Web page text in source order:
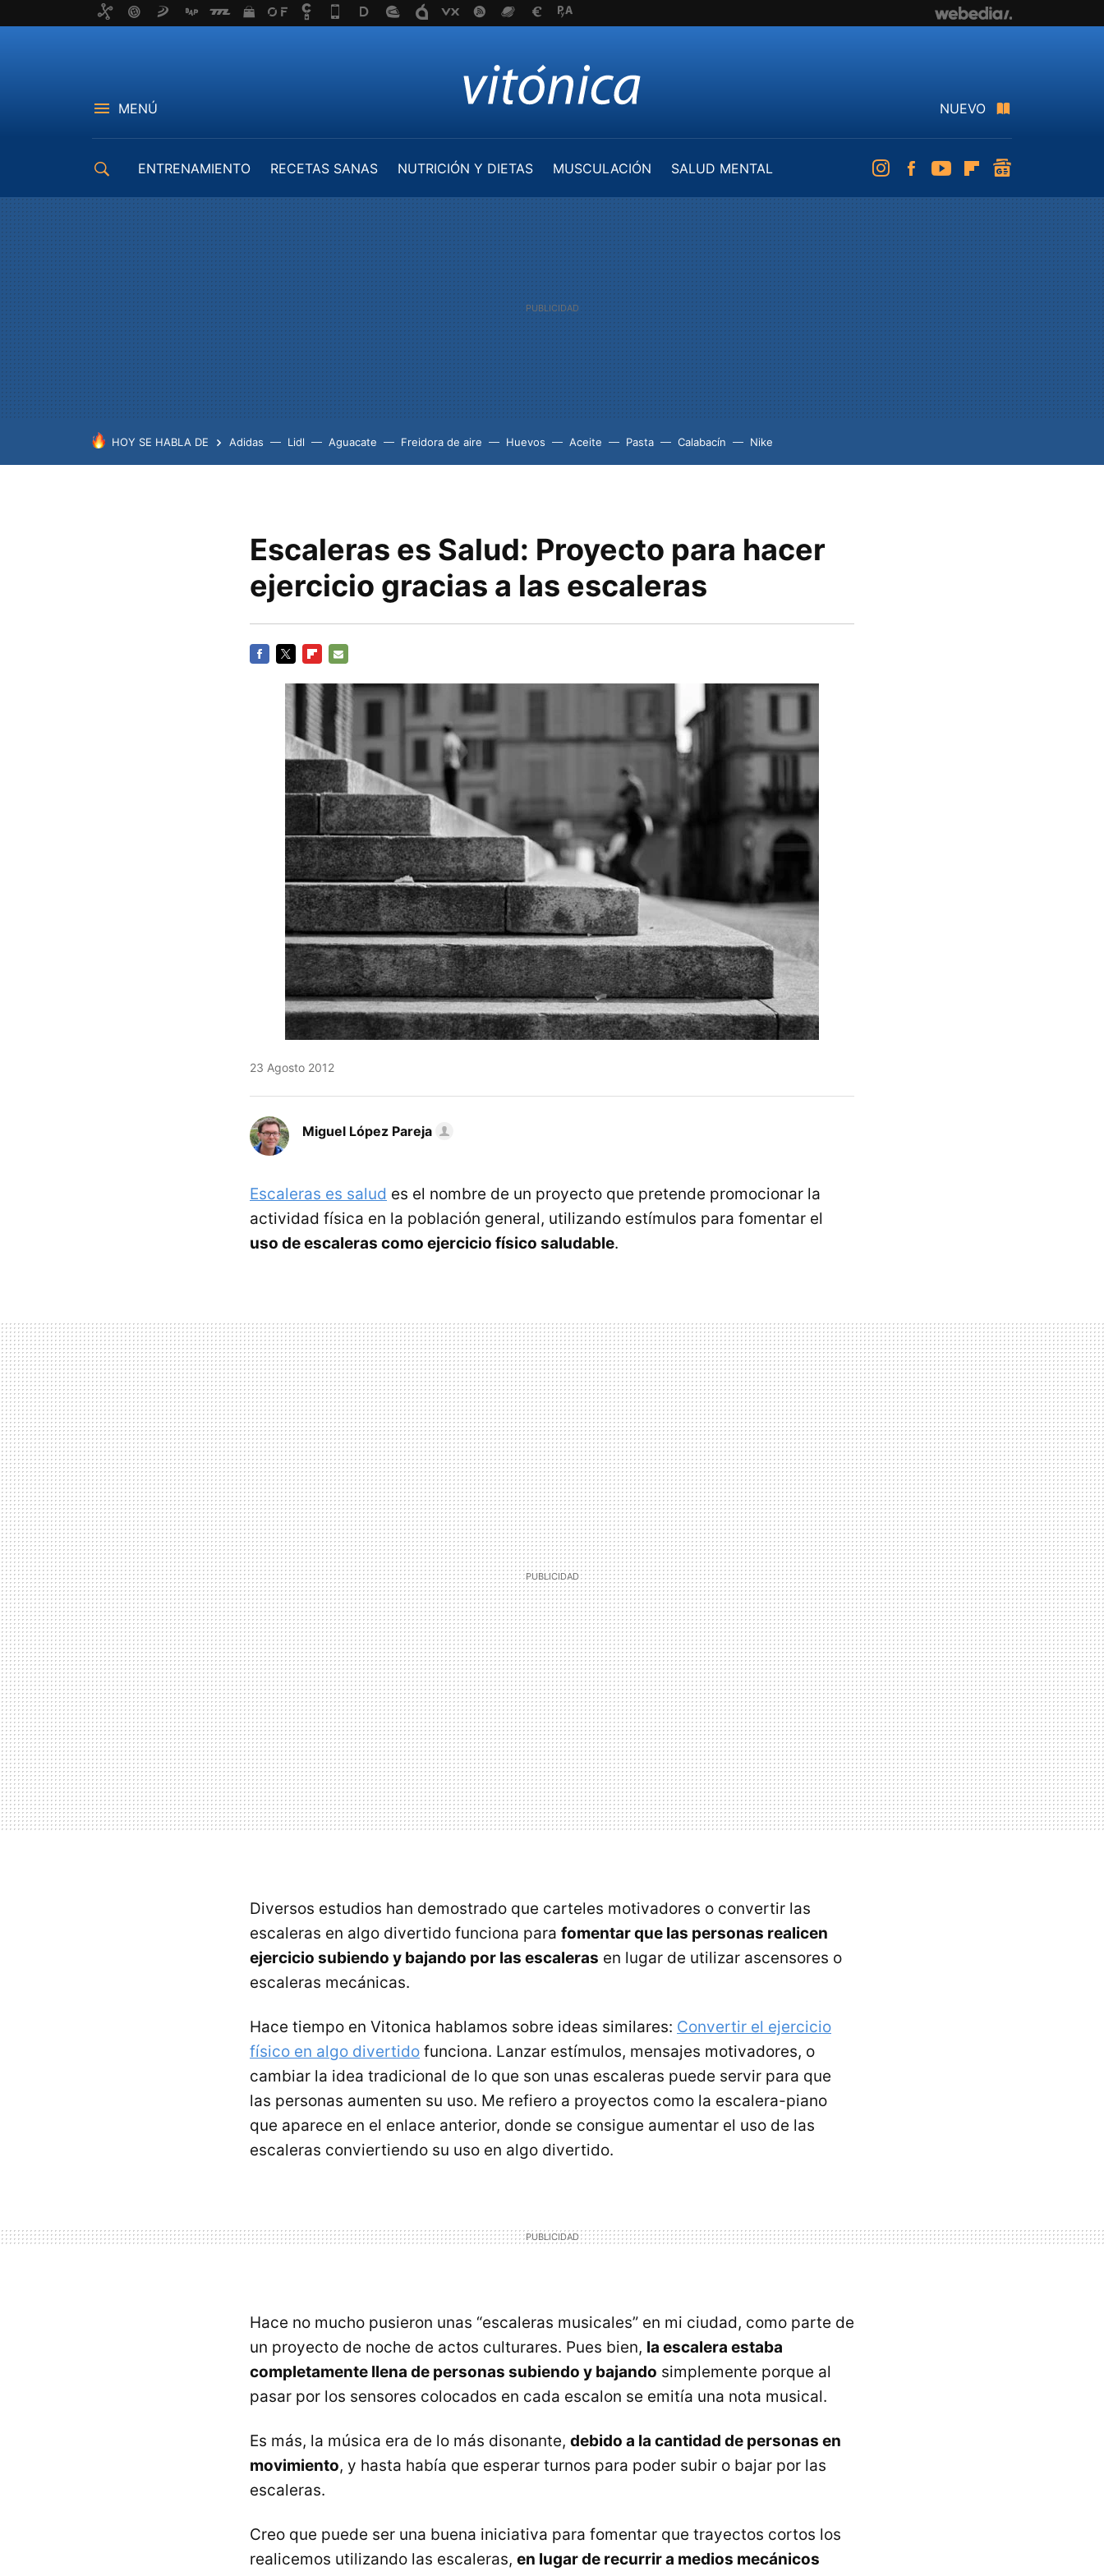
MENÚ NUEVO
ENTRENAMIENTO RECETAS SANAS NUTRICIÓN Y DIETAS MUSCULACIÓN
SALUD MENTAL
InstagramFacebookYoutubeFlipboard
HOY SE HABLA DE Adidas Lidl Aguacate Freidora de aire Huevos Aceite Pasta Calabacín Nike
Escaleras es Salud: Proyecto para hacer
ejercicio gracias a las escaleras
MAIL
23 Agosto 2012
Miguel López Pareja
Escaleras es salud es el nombre de un proyecto que pretende promocionar la
actividad física en la población general, utilizando estímulos para fomentar el
uso de escaleras como ejercicio físico saludable.
Diversos estudios han demostrado que carteles motivadores o convertir las
escaleras en algo divertido funciona para fomentar que las personas realicen
ejercicio subiendo y bajando por las escaleras en lugar de utilizar ascensores o
escaleras mecánicas.
Hace tiempo en Vitonica hablamos sobre ideas similares: Convertir el ejercicio
físico en algo divertido funciona. Lanzar estímulos, mensajes motivadores, o
cambiar la idea tradicional de lo que son unas escaleras puede servir para que
las personas aumenten su uso. Me refiero a proyectos como la escalera-piano
que aparece en el enlace anterior, donde se consigue aumentar el uso de las
escaleras conviertiendo su uso en algo divertido.
Hace no mucho pusieron unas “escaleras musicales” en mi ciudad, como parte de
un proyecto de noche de actos culturares. Pues bien, la escalera estaba
completamente llena de personas subiendo y bajando simplemente porque al
pasar por los sensores colocados en cada escalon se emitía una nota musical.
Es más, la música era de lo más disonante, debido a la cantidad de personas en
movimiento, y hasta había que esperar turnos para poder subir o bajar por las
escaleras.
Creo que puede ser una buena iniciativa para fomentar que trayectos cortos los
realicemos utilizando las escaleras, en lugar de recurrir a medios mecánicos